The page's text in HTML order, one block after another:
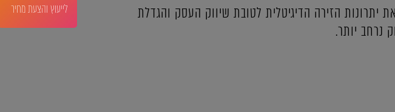
יתרונות הזירה הדיגיטלית לטובת שיווק העסק והגדלת
נרחב יותר.
לייעוץ והצעת מחיר